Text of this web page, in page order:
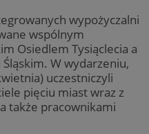
wypożyczalni
wspólnym
Osiedlem Tysiąclecia a
W wydarzeniu,
uczestniczyli
pięciu miast wraz z
także pracownikami